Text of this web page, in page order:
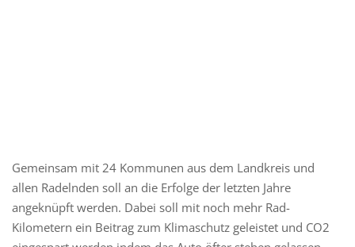
Gemeinsam mit 24 Kommunen aus dem Landkreis und
allen Radelnden soll an die Erfolge der letzten Jahre
angeknüpft werden. Dabei soll mit noch mehr Rad-
Kilometern ein Beitrag zum Klimaschutz geleistet und CO2